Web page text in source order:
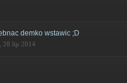
demko wstawic ;D
28 lip 2014